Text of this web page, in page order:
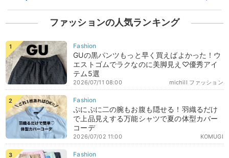
ファッションの人気ランキング
GUの黒パンツもっと早く買えばよかった！ウ
エストゴムでラクなのに美脚見え♡優秀アイ
テム5選
michill ファッション
2026/07/11 08:00
ぷにぷに二の腕もお腹も隠せる！羽織るだけ
で上品見えする万能シャツで夏の体型カバー
コーデ
KOMUGI
2026/07/02 11:00